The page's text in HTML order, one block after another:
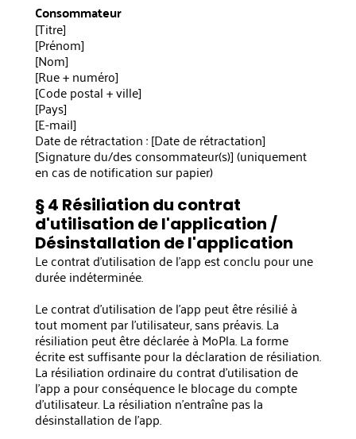
Consommateur
[Titre]
[Prénom]
[Nom]
[Rue + numéro]
[Code postal + ville]
[Pays]
[E-mail]
Date de rétractation : [Date de rétractation]
[Signature du/des consommateur(s)] (uniquement
en cas de notification sur papier)
§ 4 Résiliation du contrat
d'utilisation de l'application /
Désinstallation de l'application
Le contrat d'utilisation de l'app est conclu pour une
durée indéterminée.
Le contrat d'utilisation de l'app peut être résilié à
tout moment par l'utilisateur, sans préavis. La
résiliation peut être déclarée à MoPla. La forme
écrite est suffisante pour la déclaration de résiliation.
La résiliation ordinaire du contrat d'utilisation de
l'app a pour conséquence le blocage du compte
d'utilisateur. La résiliation n'entraîne pas la
désinstallation de l'app.